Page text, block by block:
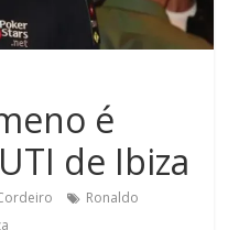
é
de Ibiza
Ronaldo